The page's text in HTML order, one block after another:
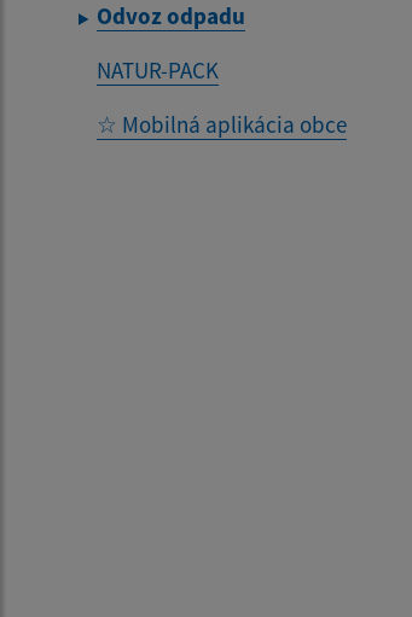
Odvoz odpadu
NATUR-PACK
☆ Mobilná aplikácia obce